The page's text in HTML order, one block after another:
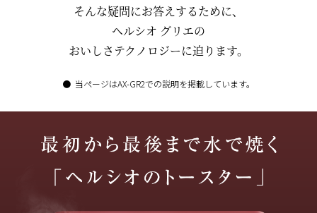
そんな疑問にお答えするために、
ヘルシオ グリエの
おいしさテクノロジーに迫ります。
当ページはAX-GR2での説明を掲載しています。